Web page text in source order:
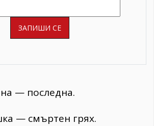
— последна.
— смъртен грях.